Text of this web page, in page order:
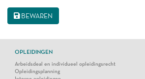
BEWAREN
OPLEIDINGEN
Arbeidsdeal en individueel opleidingsrecht
Opleidingsplanning